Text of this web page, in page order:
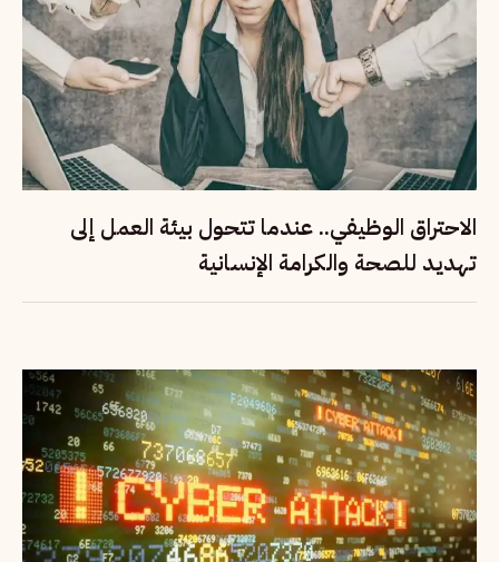
الاحتراق الوظيفي.. عندما تتحول بيئة العمل إلى
تهديد للصحة والكرامة الإنسانية